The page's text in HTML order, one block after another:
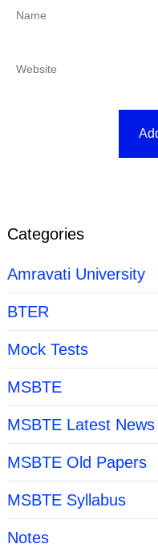
Categories
Amravati University
BTER
Mock Tests
MSBTE
MSBTE Latest News
MSBTE Old Papers
MSBTE Syllabus
Notes